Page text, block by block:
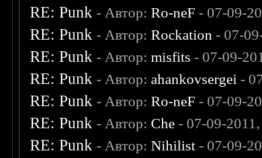
RE: Punk - Автор:Ro-neF - 07-09-
RE: Punk - Автор:Rockation - 07-
RE: Punk - Автор:misfits - 07-09-
RE: Punk - Автор: ahankovsergei -
RE: Punk - Автор:Ro-neF - 07-09-
RE: Punk - Автор: Che - 07-09-
RE: Punk - Автор:Nihilist - 07-09-